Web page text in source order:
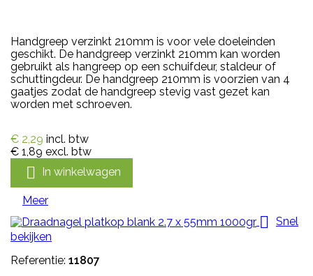
Handgreep verzinkt 210mm is voor vele doeleinden
geschikt. De handgreep verzinkt 210mm kan worden
gebruikt als hangreep op een schuifdeur, staldeur of
schuttingdeur. De handgreep 210mm is voorzien van 4
gaatjes zodat de handgreep stevig vast gezet kan
worden met schroeven.
€ 2,29 incl. btw
€ 1,89 excl. btw
 In winkelwagen
Meer
 Snel
bekijken
Referentie: 11807